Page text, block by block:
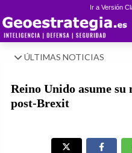
Ir a Versión
ÚLTIMAS NOTICIAS
Reino Unido asume
post-Brexit